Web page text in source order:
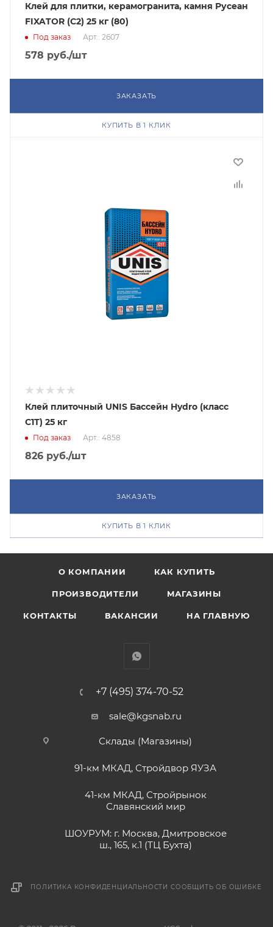
Клей для плитки, керамогранита, камня Русеан
FIXATOR (С2) 25 кг (80)
Под заказ Арт.: 2607
578 руб./шт
ЗАКАЗАТЬ
КУПИТЬ В 1 КЛИК
Клей плиточный UNIS Бассейн Hydro (класс
С1Т) 25 кг
Под заказ Арт.: 4858
826 руб./шт
ЗАКАЗАТЬ
КУПИТЬ В 1 КЛИК
О КОМПАНИИ КАК КУПИТЬ
ПРОИЗВОДИТЕЛИ МАГАЗИНЫ
КОНТАКТЫ ВАКАНСИИ НА ГЛАВНУЮ
+7 (495) 374-70-52
sale@kgsnab.ru
Склады (Магазины)
91-км МКАД, Стройдвор ЯУЗА
41-км МКАД, Стройрынок
Славянский мир
ШОУРУМ: г. Москва, Дмитровское
ш., 165, к.1 (ТЦ Бухта)
ПОЛИТИКА КОНФИДЕНЦИАЛЬНОСТИ СООБЩИТЬ ОБ ОШИБКЕ